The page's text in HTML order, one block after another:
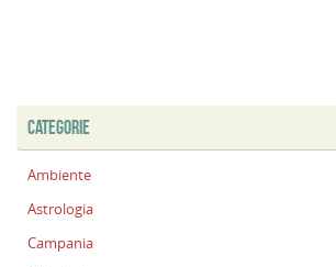
CATEGORIE
Ambiente
Astrologia
Campania